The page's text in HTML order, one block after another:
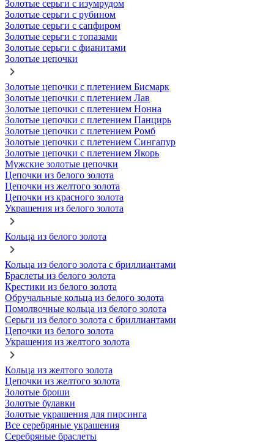
Золотые серьги с изумрудом
Золотые серьги с рубином
Золотые серьги с сапфиром
Золотые серьги с топазами
Золотые серьги с фианитами
Золотые цепочки
Золотые цепочки с плетением Бисмарк
Золотые цепочки с плетением Лав
Золотые цепочки с плетением Нонна
Золотые цепочки с плетением Панцирь
Золотые цепочки с плетением Ромб
Золотые цепочки с плетением Сингапур
Золотые цепочки с плетением Якорь
Мужские золотые цепочки
Цепочки из белого золота
Цепочки из желтого золота
Цепочки из красного золота
Украшения из белого золота
Кольца из белого золота
Кольца из белого золота с бриллиантами
Браслеты из белого золота
Крестики из белого золота
Обручальные кольца из белого золота
Помолвочные кольца из белого золота
Серьги из белого золота с бриллиантами
Цепочки из белого золота
Украшения из желтого золота
Кольца из желтого золота
Цепочки из желтого золота
Золотые броши
Золотые булавки
Золотые украшения для пирсинга
Все серебряные украшения
Серебряные браслеты